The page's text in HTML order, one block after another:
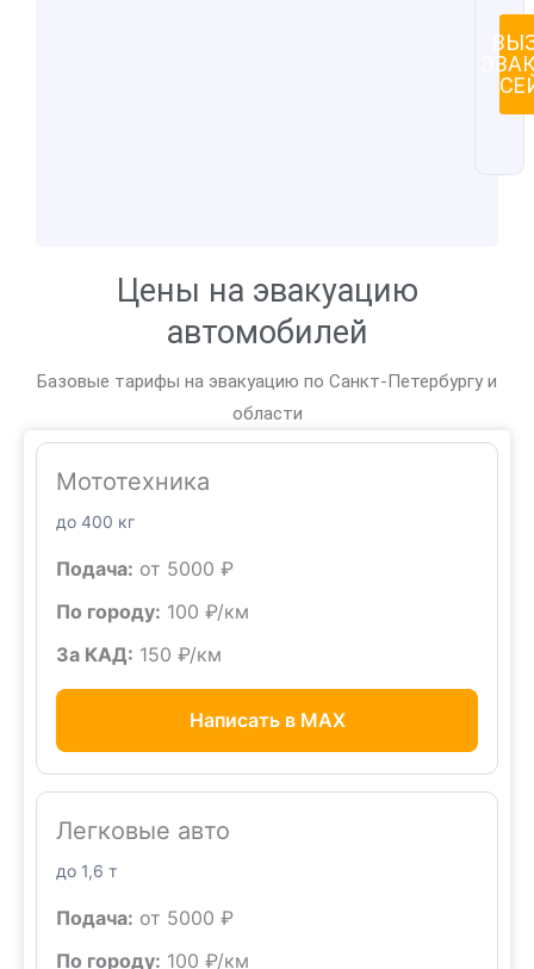
Цены на эвакуацию
автомобилей
Базовые тарифы на эвакуацию по Санкт-Петербургу и
области
Мототехника
до 400 кг
Подача: от 5000 ₽
По городу: 100 ₽/км
За КАД: 150 ₽/км
Написать в MAX
Легковые авто
до 1,6 т
Подача: от 5000 ₽
По городу: 100 ₽/км